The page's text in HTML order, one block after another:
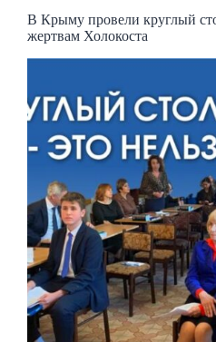
В Крыму провели круглый
жертвам Холокоста